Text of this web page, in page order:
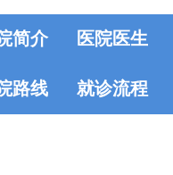
简介 医院医生
路线 就诊流程